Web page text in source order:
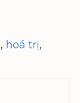
, hoá trị,